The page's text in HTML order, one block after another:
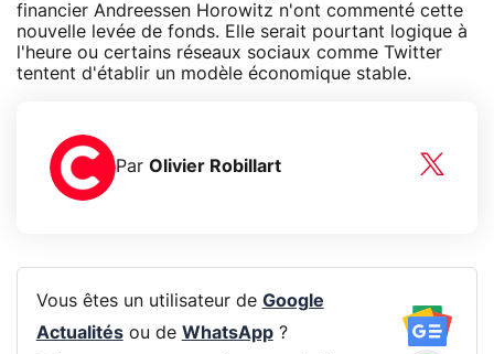
financier Andreessen Horowitz n'ont commenté cette
nouvelle levée de fonds. Elle serait pourtant logique à
l'heure ou certains réseaux sociaux comme Twitter
tentent d'établir un modèle économique stable.
Par Olivier Robillart
Vous êtes un utilisateur de Google
Actualitésou de WhatsApp?